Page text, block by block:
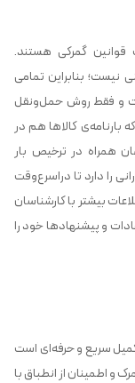
قوانین گمرکی هستند.
نیست؛ بنابراین تمامی
و فقط روش حمل‌ونقل
کالاها هم در
همراه در ترخیص بار
را دارد تا دراسرع‌وقت
بیشتر با کارشناسان
و پیشنهادها خود را
سریع و حرفه‌ای است
و اطمینان از انطباق با